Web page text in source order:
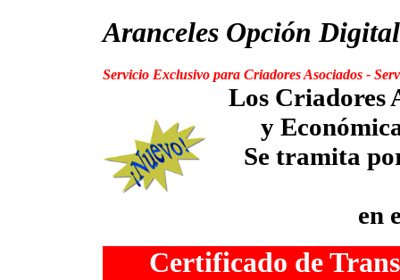
Aranceles Opción
Servicio Exclusivo para Criadores Asociados -
LosCriadores
y
Se tramita
en
Certificado de